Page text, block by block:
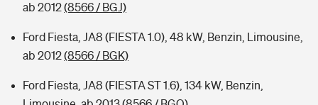
ab 2012(8566 / BGJ)
Ford Fiesta, JA8 (FIESTA 1.0), 48 kW, Benzin, Limousine,
ab 2012(8566 / BGK)
Ford Fiesta, JA8 (FIESTA ST 1.6), 134 kW, Benzin,